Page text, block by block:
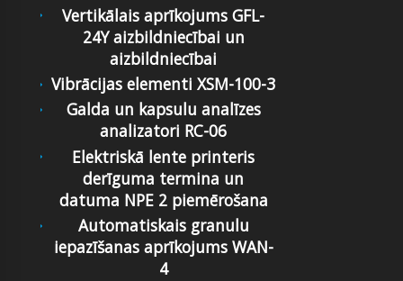
Vertikālais aprīkojums GFL-
24Y aizbildniecībai un
aizbildniecībai
Vibrācijas elementi XSM-100-3
Galda un kapsulu analīzes
analizatori RC-06
Elektriskā lente printeris
derīguma termina un
datuma NPE 2 piemērošana
Automatiskais granulu
iepazīšanas aprīkojums WAN-
4